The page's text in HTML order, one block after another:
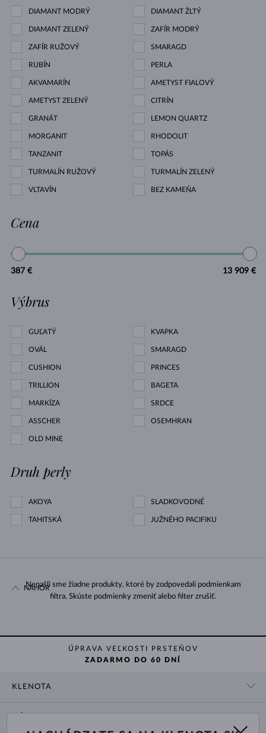
DIAMANT MODRÝ DIAMANT ŽLTÝ
DIAMANT ZELENÝ ZAFÍR MODRÝ
ZAFÍR RUŽOVÝ SMARAGD
RUBÍN PERLA
AKVAMARÍN AMETYST FIALOVÝ
AMETYST ZELENÝ CITRÍN
GRANÁT LEMON QUARTZ
MORGANIT RHODOLIT
TANZANIT TOPÁS
TURMALÍN RUŽOVÝ TURMALÍN ZELENÝ
VLTAVÍN BEZ KAMEŇA
Cena
387 € 13 909 €
Výbrus
GUĽATÝ KVAPKA
OVÁL SMARAGD
CUSHION PRINCES
TRILLION BAGETA
MARKÍZA SRDCE
ASSCHER OSEMHRAN
OLD MINE
Druh perly
AKOYA SLADKOVODNÉ
TAHITSKÁ JUŽNÉHO PACIFIKU
Nenašli sme žiadne produkty, ktoré by zodpovedali podmienkam
filtra. Skúste podmienky zmeniť alebo filter zrušiť.
NAHOR
ÚPRAVA VEĽKOSTI PRSTEŇOV
ZADARMO DO 60 DNÍ
KLENOTA